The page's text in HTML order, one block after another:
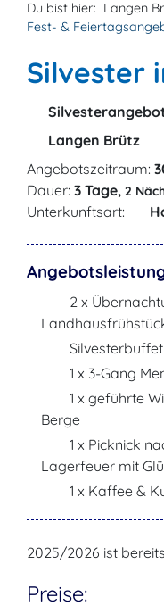
Du bist hier: Langen
Fest- &
Silvester
Langen Brütz
Angebotszeitraum:
Dauer: 3 Tage, 2
Unterkunftsart:
2 x
Silvesterbuffet
1 x 3-Gang
1 x geführte
Berge
1 x Picknick
Lagerfeuer mit
1 x Kaffee &
2025/2026 ist
Preise: